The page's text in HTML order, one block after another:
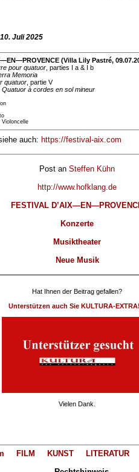
Juli 2025
(Villa Lily Pastré,
pour quatuor, parties I a & I b
Memoria
quatuor, partie V
Quatuor à cordes en sol mineur
auch: https://festival-aix.com
Post an Steffen Kühn
http://www.hofklang.de
FESTIVAL
Konzerte
Musiktheater
Neue Musik
Hat Ihnen der Beitrag gefallen?
Unterstützen auch Sie KULTURA-EXTRA!
Vielen Dank.
FILM KUNST LITERATUR